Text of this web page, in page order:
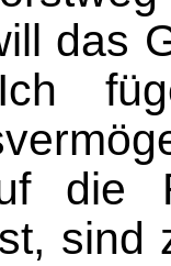
das
die
sind